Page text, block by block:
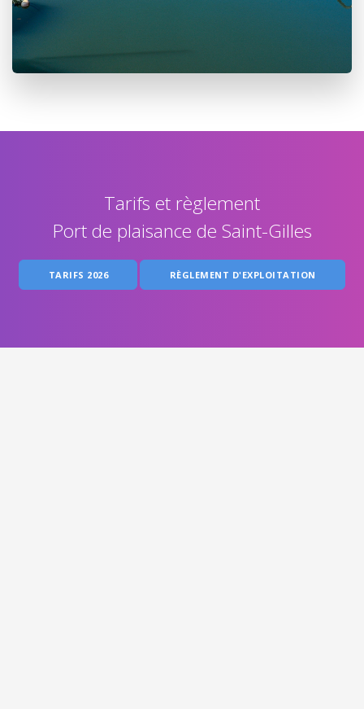
Tarifs et règlement
Port de plaisance de Saint-Gilles
TARIFS 2026 RÈGLEMENT D'EXPLOITATION